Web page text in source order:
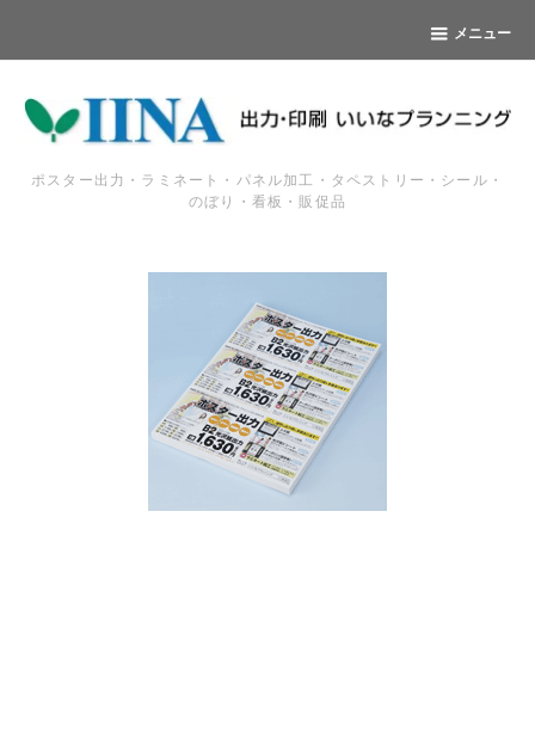
メニュー
ポスター出力・ラミネート・パネル加工・タペストリー・シール・
のぼり・看板・販促品